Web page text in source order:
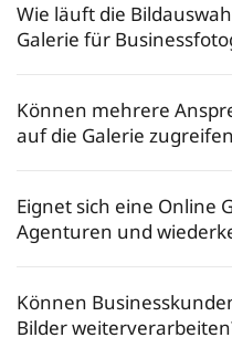
Wie läuft die
Galerie für
Können mehrere
auf die Galerie
Eignet sich eine Online
Agenturen und
Können
Bilder